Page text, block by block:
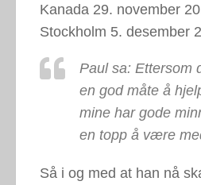
Kanada 29. november
Stockholm 5. desember
Paul sa: Ettersom
en god måte å
mine har gode
en topp å være
Så i og med at han nå